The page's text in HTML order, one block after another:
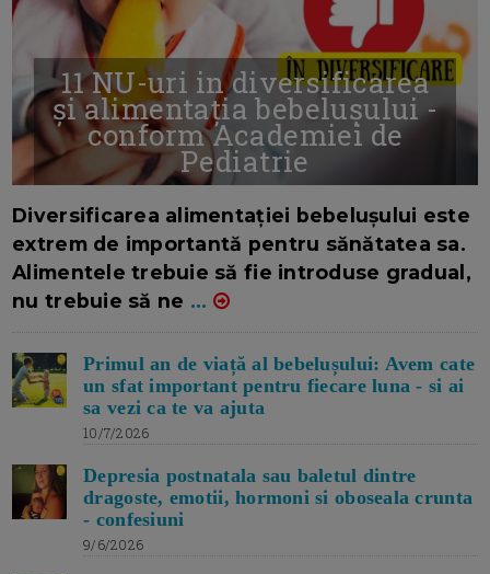
11 NU-uri in diversificarea
și alimentația bebelușului -
conform Academiei de
Pediatrie
Diversificarea alimentației bebelușului este
extrem de importantă pentru sănătatea sa.
Alimentele trebuie să fie introduse gradual,
nu trebuie să ne ...
Primul an de viață al bebelușului: Avem cate
un sfat important pentru fiecare luna - si ai
sa vezi ca te va ajuta
10/7/2026
Depresia postnatala sau baletul dintre
dragoste, emotii, hormoni si oboseala crunta
- confesiuni
9/6/2026